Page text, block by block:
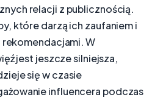
relacji z publicznością.
które darzą ich zaufaniem i
W
jest jeszcze silniejsza,
się w czasie
influencera podczas